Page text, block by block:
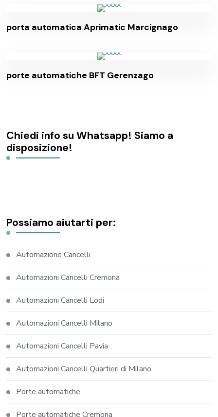
porta automatica Aprimatic Marcignago
porte automatiche BFT Gerenzago
Chiedi info su Whatsapp! Siamo a
disposizione!
Possiamo aiutarti per:
Automazione Cancelli
Automazioni Cancelli Cremona
Automazioni Cancelli Lodi
Automazioni Cancelli Milano
Automazioni Cancelli Pavia
Automazioni Cancelli Quartieri di Milano
Porte automatiche
Porte automatiche Cremona